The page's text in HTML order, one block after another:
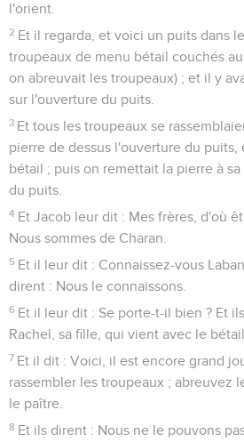
l'orient.
2 Et il regarda, et voici un puits dans
troupeaux de menu bétail couchés
on abreuvait les troupeaux) ; et il y
sur l'ouverture du puits.
3 Et tous les troupeaux se
pierre de dessus l'ouverture du puits,
bétail ; puis on remettait la pierre à
du puits.
4 Et Jacob leur dit : Mes frères, d'où
Nous sommes de Charan.
5 Et il leur dit : Connaissez-vous
dirent : Nous le connaissons.
6 Et il leur dit : Se porte-t-il bien ? Et
Rachel, sa fille, qui vient avec le bétail.
7 Et il dit : Voici, il est encore grand
rassembler les troupeaux ; abreuvez
le paître.
8 Et ils dirent : Nous ne le pouvons